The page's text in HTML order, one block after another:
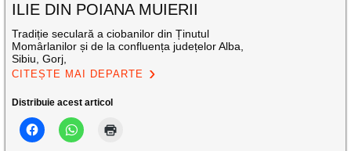
ILIE DIN POIANA MUIERII
Tradiție seculară a ciobanilor din Ținutul
Momârlanilor și de la confluența județelor Alba,
Sibiu, Gorj,
CITEȘTE MAI DEPARTE
Distribuie acest articol